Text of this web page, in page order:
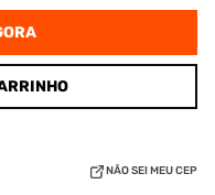
NÃO SEI MEU CEP